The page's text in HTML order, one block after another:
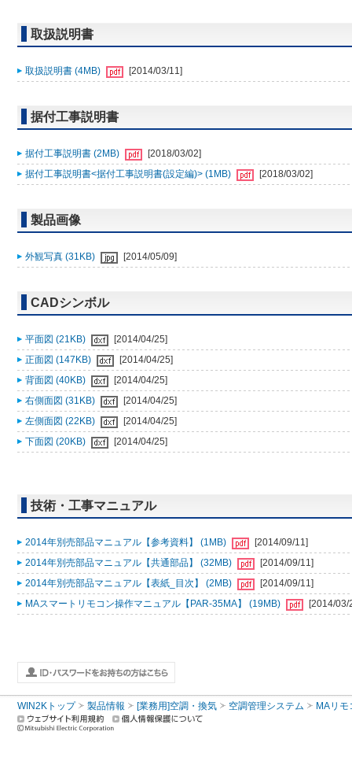
取扱説明書
取扱説明書 (4MB) [2014/03/11]
据付工事説明書
据付工事説明書 (2MB)
[2018/03/02]
据付工事説明書<据付工事説明書(設定編)> (1MB)
[2018/03/02]
製品画像
外観写真 (31KB) [2014/05/09]
CADシンボル
平面図 (21KB)
[2014/04/25]
正面図 (147KB)
[2014/04/25]
背面図 (40KB)
[2014/04/25]
右側面図 (31KB)
[2014/04/25]
左側面図 (22KB)
[2014/04/25]
下面図 (20KB)
[2014/04/25]
技術・工事マニュアル
2014年別売部品マニュアル【参考資料】 (1MB)
[2014/09/11]
2014年別売部品マニュアル【共通部品】 (32MB)
[2014/09/11]
2014年別売部品マニュアル【表紙_目次】 (2MB)
[2014/09/11]
MAスマートリモコン操作マニュアル【PAR-35MA】 (19MB)
[2014/03/
WIN2Kトップ 製品情報 [業務用]空調・換気 空調管理システム MAリモ